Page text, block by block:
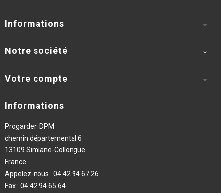
Informations 
Notre société 
Votre compte 
Informations
Progarden DPM
chemin départemental 6
13109 Simiane-Collongue
France
Appelez-nous : 04 42 94 67 26
Fax : 04 42 94 65 64